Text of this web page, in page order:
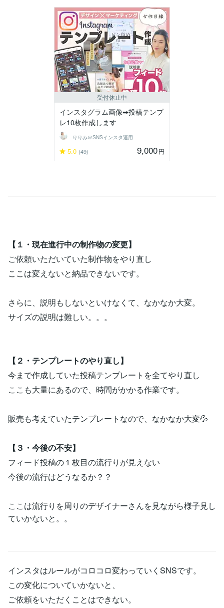
受付休止中
インスタグラム画像➡︎投稿テンプ
レ10枚作成します
りりみ＠SNSインスタ運用
5.0 (49) 9,000円
【１・現在進行中の制作物の変更】
ご依頼いただいていた制作物をやり直し
ここは変えないと納品できないです。
さらに、説明もしないといけなくて、なかなか大変。
サイズの説明は難しい。。。
【２・テンプレートのやり直し】
今まで作成していた投稿テンプレートを全てやり直し
ここも大量にあるので、時間がかかる作業です。
販売も考えていたテンプレートなので、なかなか大変💦
【３・今後の不安】
フィード投稿の１枚目の流行りが見えない
今後の流行はどうなるか？？
ここは流行りを周りのデザイナーさんを見ながら様子見し
ていかないと。。
インスタはルールがコロコロ変わっていくSNSです。
この変化についていかないと、
ご依頼をいただくことはできない。